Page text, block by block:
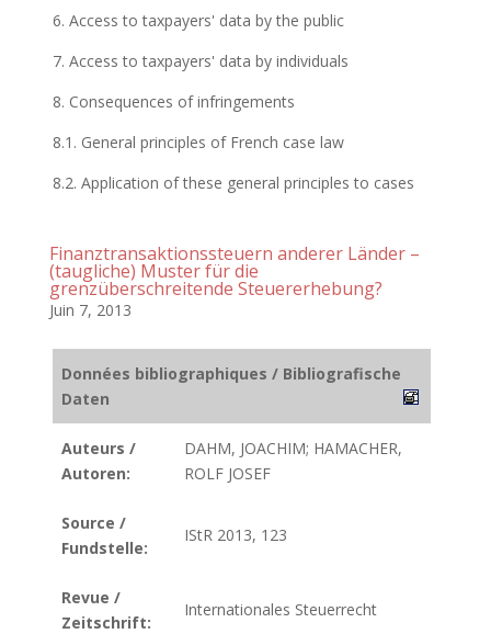
6. Access to taxpayers' data by the public
7. Access to taxpayers' data by individuals
8. Consequences of infringements
8.1. General principles of French case law
8.2. Application of these general principles to cases
Finanztransaktionssteuern anderer Länder –
(taugliche) Muster für die
grenzüberschreitende Steuererhebung?
Juin 7, 2013
Données bibliographiques / Bibliografische
Daten
Auteurs /
Autoren:
DAHM, JOACHIM; HAMACHER,
ROLF JOSEF
Source /
Fundstelle:
IStR 2013, 123
Revue /
Zeitschrift:
Internationales Steuerrecht